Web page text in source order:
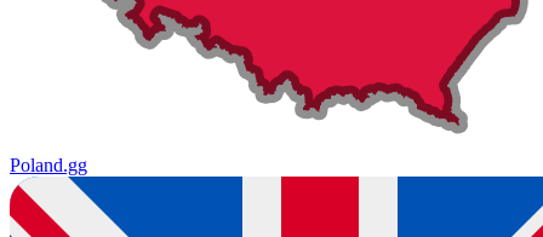
Poland.gg